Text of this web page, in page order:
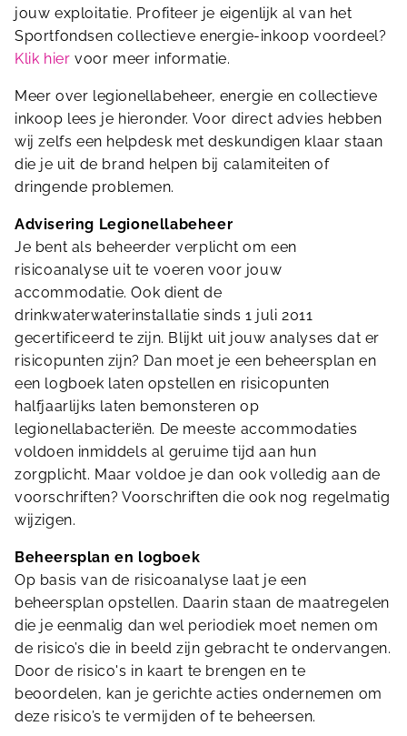
jouw exploitatie. Profiteer je eigenlijk al van het
Sportfondsen collectieve energie-inkoop voordeel?
Klik hier voor meer informatie.
Meer over legionellabeheer, energie en collectieve
inkoop lees je hieronder. Voor direct advies hebben
wij zelfs een helpdesk met deskundigen klaar staan
die je uit de brand helpen bij calamiteiten of
dringende problemen.
Advisering Legionellabeheer
Je bent als beheerder verplicht om een
risicoanalyse uit te voeren voor jouw
accommodatie. Ook dient de
drinkwaterwaterinstallatie sinds 1 juli 2011
gecertificeerd te zijn. Blijkt uit jouw analyses dat er
risicopunten zijn? Dan moet je een beheersplan en
een logboek laten opstellen en risicopunten
halfjaarlijks laten bemonsteren op
legionellabacteriën. De meeste accommodaties
voldoen inmiddels al geruime tijd aan hun
zorgplicht. Maar voldoe je dan ook volledig aan de
voorschriften? Voorschriften die ook nog regelmatig
wijzigen.
Beheersplan en logboek
Op basis van de risicoanalyse laat je een
beheersplan opstellen. Daarin staan de maatregelen
die je eenmalig dan wel periodiek moet nemen om
de risico’s die in beeld zijn gebracht te ondervangen.
Door de risico's in kaart te brengen en te
beoordelen, kan je gerichte acties ondernemen om
deze risico’s te vermijden of te beheersen.